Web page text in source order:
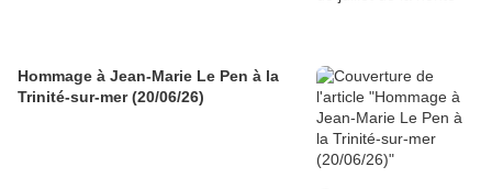
Hommage à Jean-Marie Le Pen à la
Trinité-sur-mer (20/06/26)